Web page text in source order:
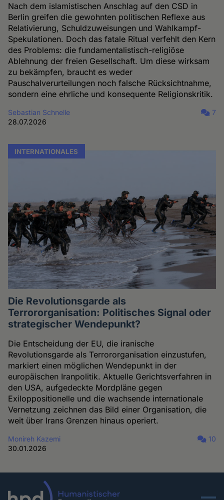
Nach dem islamistischen Anschlag auf den CSD in
Berlin greifen die gewohnten politischen Reflexe aus
Relativierung, Schuldzuweisungen und Wahlkampf-
Spekulationen. Doch das fatale Ritual verfehlt den Kern
des Problems: die fundamentalistisch-religiöse
Ablehnung der freien Gesellschaft. Um diese wirksam
zu bekämpfen, braucht es weder
Pauschalverurteilungen noch falsche Rücksichtnahme,
sondern eine ehrliche und konsequente Religionskritik.
Sebastian Schnelle
28.07.2026
7
INTERNATIONALES
Die Revolutionsgarde als
Terrororganisation: Politisches Signal oder
strategischer Wendepunkt?
Die Entscheidung der EU, die iranische
Revolutionsgarde als Terrororganisation einzustufen,
markiert einen möglichen Wendepunkt in der
europäischen Iranpolitik. Aktuelle Gerichtsverfahren in
den USA, aufgedeckte Mordpläne gegen
Exiloppositionelle und die wachsende internationale
Vernetzung zeichnen das Bild einer Organisation, die
weit über Irans Grenzen hinaus operiert.
Monireh Kazemi
30.01.2026
10